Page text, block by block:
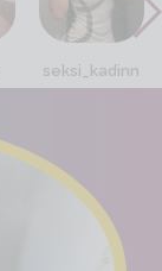
seksi_kadinn